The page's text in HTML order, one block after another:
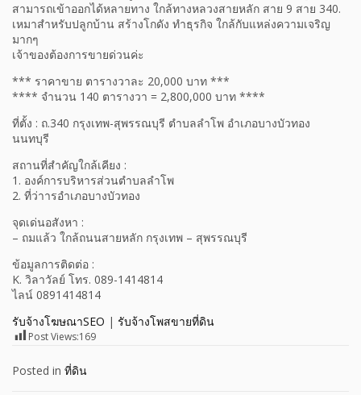
สามารถเข้าออกได้หลายทาง ใกล้ทางหลวงสายหลัก สาย 9 สาย 340.
เหมาสำหรับปลูกบ้าน สร้างโกดัง ทำธุรกิจ ใกล้กับแหล่งความเจริญ
มากๆ
เจ้าของต้องการขายด่วนค่ะ
*** ราคาขาย ตารางวาละ 20,000 บาท ***
**** จำนวน 140 ตารางวา = 2,800,000 บาท ****
ที่ตั้ง : ถ.340 กรุงเทพ-สุพรรณบุรี ตำบลลำโพ อำเภอบางบัวทอง
นนทบุรี
สถานที่สำคัญใกล้เคียง :
1. องค์การบริหารส่วนตำบลลำโพ
2. ที่ว่าารอำเภอบางบัวทอง
จุดเด่นอสังหา :
– ถมแล้ว ใกล้ถนนสายหลัก กรุงเทพ – สุพรรณบุรี
ข้อมูลการติดต่อ :
K. วิลาวัลย์ โทร. 089-1414814
ไลน์ 0891414814
รับจ้างโฆษณาSEO | รับจ้างโพสขายที่ดิน
Post Views:169
Posted in ที่ดิน